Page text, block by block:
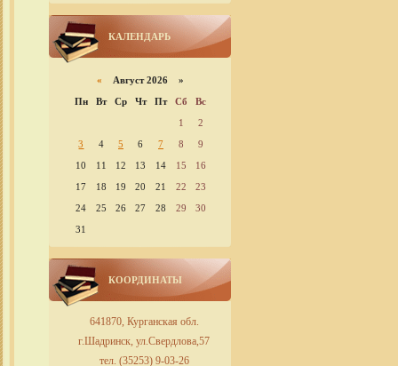
КАЛЕНДАРЬ
« Август 2026 »
Пн
Вт Ср Чт Пт Сб
Вс
1
2
3
4 5 6 7 8
9
10
11 12 13 14 15
16
17
18 19 20 21 22
23
24
25 26 27 28 29
30
31
КООРДИНАТЫ
641870, Курганская обл.
г.Шадринск, ул.Свердлова,57
тел. (35253) 9-03-26